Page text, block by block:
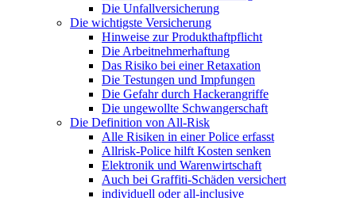
Die Unfallversicherung
Die wichtigste Versicherung
Hinweise zur Produkthaftpflicht
Die Arbeitnehmerhaftung
Das Risiko bei einer Retaxation
Die Testungen und Impfungen
Die Gefahr durch Hackerangriffe
Die ungewollte Schwangerschaft
Die Definition von All-Risk
Alle Risiken in einer Police erfasst
Allrisk-Police hilft Kosten senken
Elektronik und Warenwirtschaft
Auch bei Graffiti-Schäden versichert
individuell oder all-inclusive